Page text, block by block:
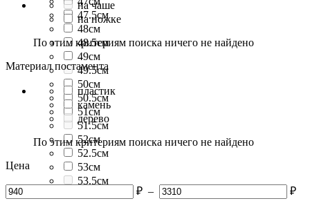
47.5см
48см
48.5см
49см
49.5см
50см
50.5см
51см
51.5см
52см
52.5см
53см
53.5см
на чаше
на ножке
По этим критериям поиска ничего не найдено
Материал постамента
пластик
камень
дерево
По этим критериям поиска ничего не найдено
Цена
₽ – ₽